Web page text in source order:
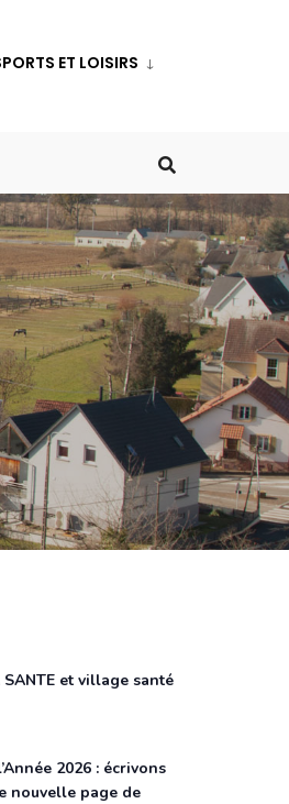
ET LOISIRS
SANTE et village santé
2026 : écrivons
nouvelle page de